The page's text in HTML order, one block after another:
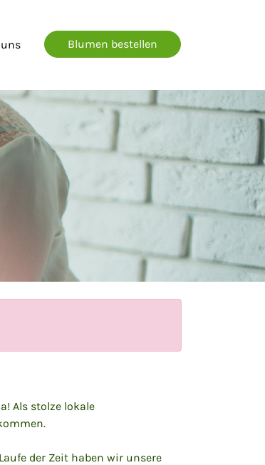
uns Blumen bestellen
Als stolze lokale
der Zeit haben wir unsere